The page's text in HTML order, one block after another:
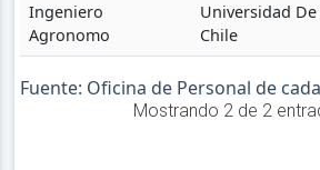
Ingeniero
Agronomo
Universidad De
Chile
Fuente: Oficina de Personal de
Mostrando 2de 2